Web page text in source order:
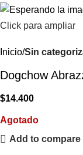
Click para ampliar
Inicio Sin
Dogchow
$14.400
Agotado
Add to compare